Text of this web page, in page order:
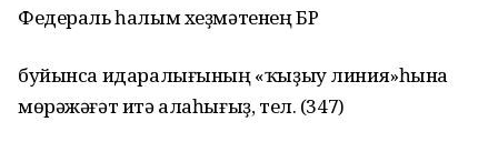
Федераль һалым хеҙмәтенең БР
буйынса идаралығының «ҡыҙыу линия»һына
мөрәжәғәт итә алаһығыҙ, тел. (347)